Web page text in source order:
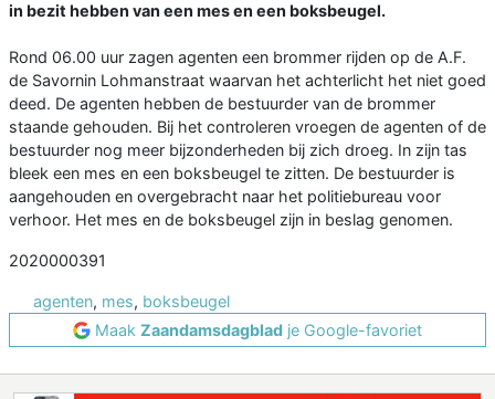
in bezit hebben van een mes en een boksbeugel.
Rond 06.00 uur zagen agenten een brommer rijden op de A.F.
de Savornin Lohmanstraat waarvan het achterlicht het niet goed
deed. De agenten hebben de bestuurder van de brommer
staande gehouden. Bij het controleren vroegen de agenten of de
bestuurder nog meer bijzonderheden bij zich droeg. In zijn tas
bleek een mes en een boksbeugel te zitten. De bestuurder is
aangehouden en overgebracht naar het politiebureau voor
verhoor. Het mes en de boksbeugel zijn in beslag genomen.
2020000391
agenten, mes, boksbeugel
Maak Zaandamsdagblad je Google-favoriet